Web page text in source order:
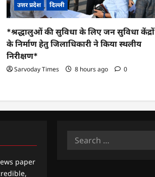
उत्तर प्रदेश दिल्ली
*श्रद्धालुओं की सुविधा के लिए जन सुविधा केंद्रों
के निर्माण हेतु जिलाधिकारी ने किया स्थलीय
निरीक्षण*
Sarvoday Times 8 hours ago 0
paper
Search